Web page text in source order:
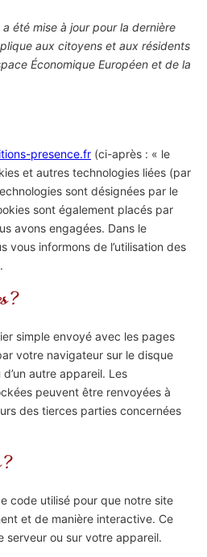
été mise à jour pour la dernière
aux citoyens et aux résidents
Économique Européen et de la
presence.fr (ci-après : « le
et autres technologies liées (par
sont désignées par le
sont également placés par
avons engagées. Dans le
vous informons de l’utilisation des
?
simple envoyé avec les pages
votre navigateur sur le disque
autre appareil. Les
peuvent être renvoyées à
des tierces parties concernées
?
code utilisé pour que notre site
et de manière interactive. Ce
serveur ou sur votre appareil.